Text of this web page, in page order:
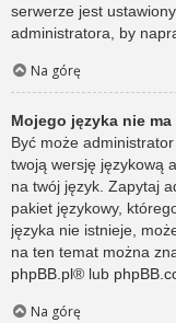
serwerze jest
administratora, by
Na górę
Mojego języka nie
Być może
twoją wersję językową
na twój język. Zapytaj
pakiet językowy,
języka nie istnieje,
na ten temat można
phpBB.pl® lub
Na górę